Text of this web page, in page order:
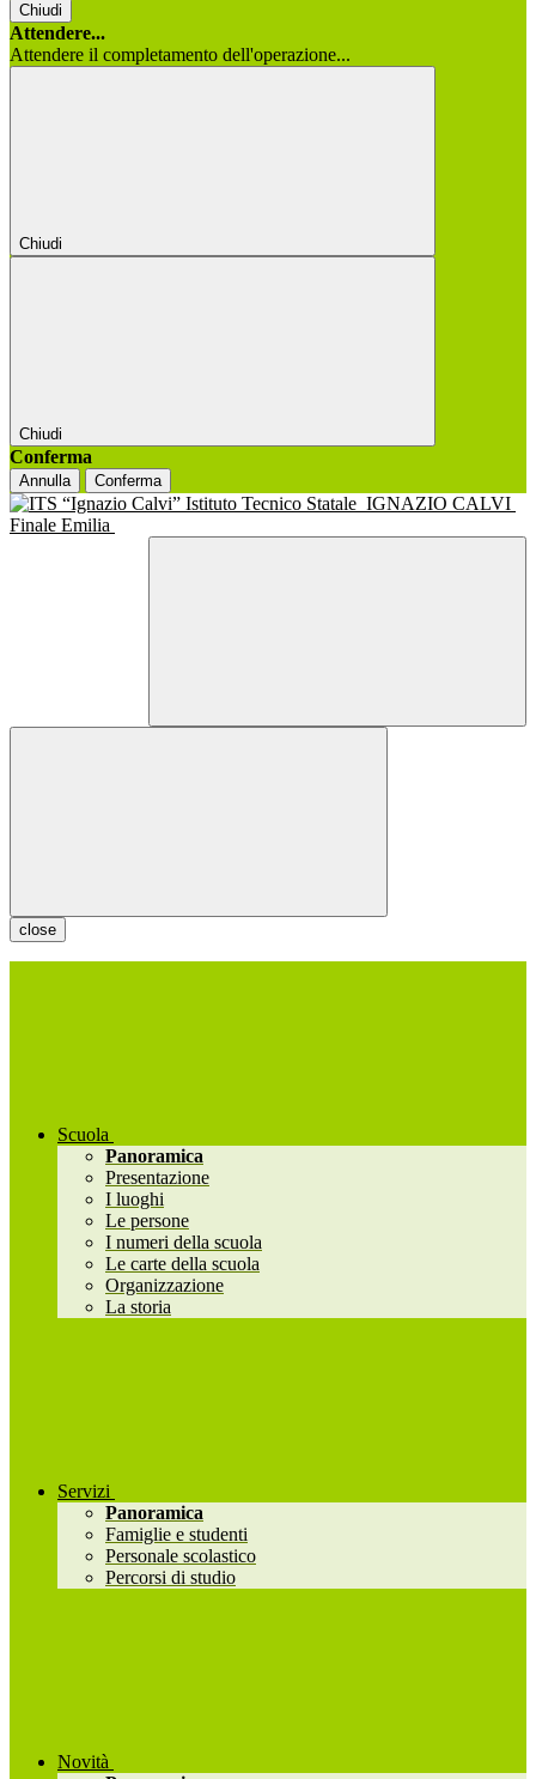
Chiudi
Attendere...
Attendere il completamento dell'operazione...
Chiudi
Chiudi
Conferma
Annulla Conferma
Istituto Tecnico Statale IGNAZIO CALVI
Finale Emilia
close
Scuola
Panoramica
Presentazione
I luoghi
Le persone
I numeri della scuola
Le carte della scuola
Organizzazione
La storia
Servizi
Panoramica
Famiglie e studenti
Personale scolastico
Percorsi di studio
Novità